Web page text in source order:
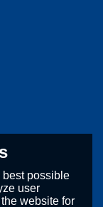
best possible
user
website for